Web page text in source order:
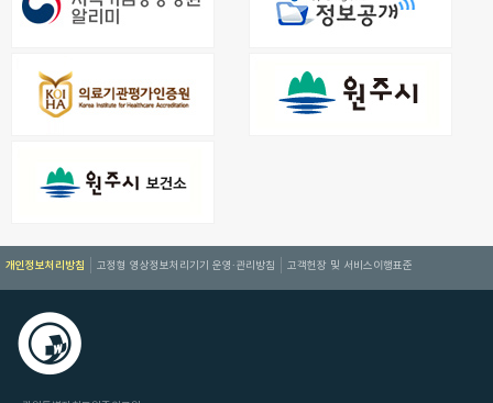
개인정보처리방침 고정형 영상정보처리기기 운영·관리방침 고객헌장 및 서비스이행표준